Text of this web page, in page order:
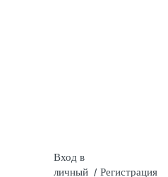
Вход в
личный / Регистрация